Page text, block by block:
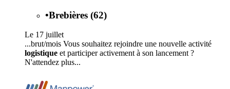
•Brebières (62)
Le 17 juillet
...brut/mois Vous souhaitez rejoindre une nouvelle activité
logistique et participer activement à son lancement ?
N'attendez plus...